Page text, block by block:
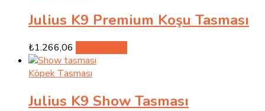
Julius K9 Premium Koşu Tasması
₺1.266,06
Köpek Tasması
Julius K9 Show Tasması